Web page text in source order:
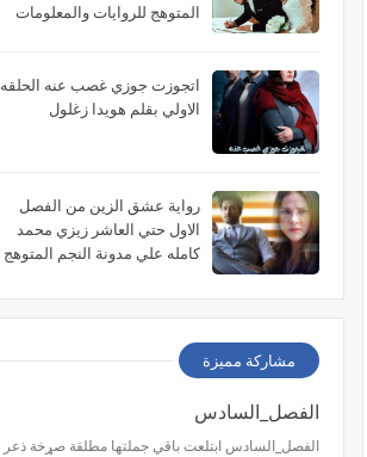
المتوهج للروايات والمعلومات
اتجوزت جوزي غصب عنه الحلقه
الاولي بقلم هويدا زغلول
رواية عشق الزين من الفصل
الاول حتي العاشر زيزي محمد
كامله علي مدونة النجم المتوهج
مشاركة مميزة
الفصل_السادس
الفصل_السادس ابتلعت باقي جملتها مطلقة صړخة ذعر